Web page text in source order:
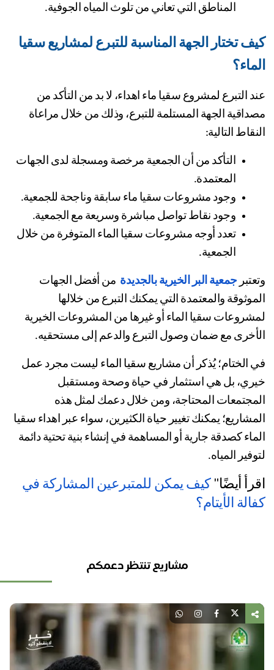
المناطق التي تعاني من تلوث المياه الجوفية.
كيف تختار الجهة المناسبة للتبرع لمشاريع سقيا
مصداقية الجهة المستلمة للتبرع، وذلك من خلال مراعاة
التالية:
التأكد من أن الجمعية مرخصة ومسجلة لدى الجهات
المعتمدة.
وجود مشروعات سقيا ماء سابقة وناجحة للجمعية.
وجود نقاط تواصل مباشرة وسريعة مع الجمعية.
تعدد أوجه مشروعات سقيا الماء المتوفرة من خلال
الجمعية.
جمعية البر الخيرية بالجديدة
من أفضل الجهات
الموثوقة والمعتمدة التي يمكنك التبرع من خلالها
لمشروعات سقيا الماء أو غيرها من المشروعات الخيرية
مع ضمان وصول التبرع والدعم إلى مستحقيه.
في الختام؛ يُذكر أن مشاريع سقيا الماء ليست مجرد عمل
خيري، بل هي استثمار في حياة وصحة ومستقبل
المجتمعات المحتاجة، ومن خلال دعمك لمثل هذه
المشاريع؛ يمكنك تغيير حياة الكثيرين، سواء عبر اهداء سقيا
الماء كصدقة جارية أو المساهمة في إنشاء بنية تحتية دائمة
المياه.
أيضًا"
كيف يمكن للمتبرعين المشاركة في
الأيتام؟
مشاريع تنتظر دعمكم